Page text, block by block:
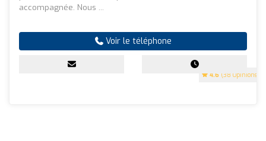
4.6 (38 Opinions)
accompagnée. Nous ...
Voir le téléphone